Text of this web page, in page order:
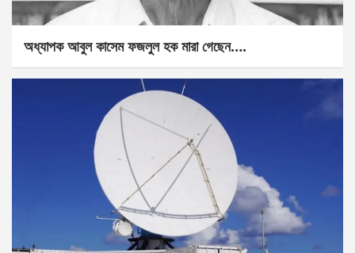
অধ্যাপক আবুল কাসেম ফজলুল হক মারা গেছেন….